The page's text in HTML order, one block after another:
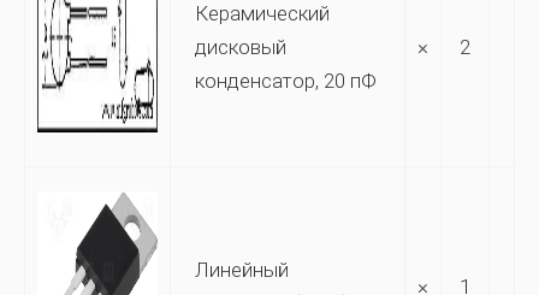
Керамический
дисковый
конденсатор, 20 пФ
× 2
Линейный
× 1